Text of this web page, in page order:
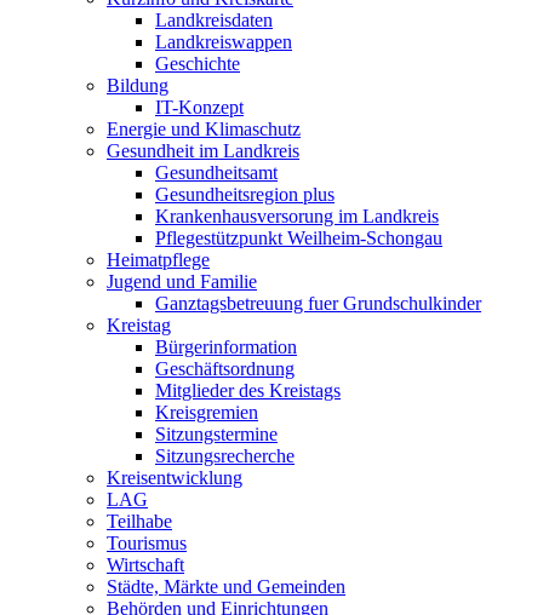
Landkreisdaten
Landkreiswappen
Geschichte
Bildung
IT-Konzept
Energie und Klimaschutz
Gesundheit im Landkreis
Gesundheitsamt
Gesundheitsregion plus
Krankenhausversorung im Landkreis
Pflegestützpunkt Weilheim-Schongau
Heimatpflege
Jugend und Familie
Ganztagsbetreuung fuer Grundschulkinder
Kreistag
Bürgerinformation
Geschäftsordnung
Mitglieder des Kreistags
Kreisgremien
Sitzungstermine
Sitzungsrecherche
Kreisentwicklung
LAG
Teilhabe
Tourismus
Wirtschaft
Städte, Märkte und Gemeinden
Behörden und Einrichtungen